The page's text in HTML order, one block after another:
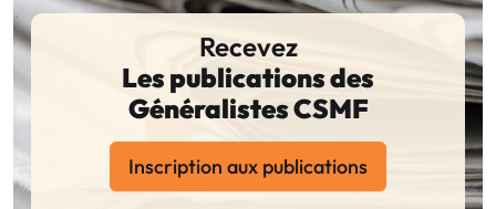
Recevez
Les publications des
Généralistes CSMF
Inscription aux publications